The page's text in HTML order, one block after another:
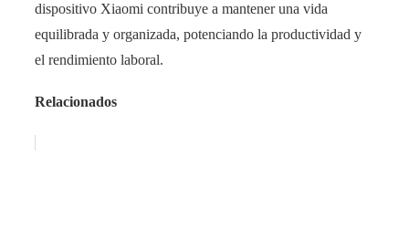
dispositivo Xiaomi contribuye a mantener una vida
equilibrada y organizada, potenciando la productividad y
el rendimiento laboral.
Relacionados